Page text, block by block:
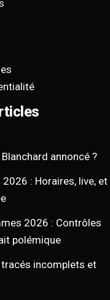
annoncé ?
: Horaires, live, et
2026 : Contrôles
polémique
incomplets et